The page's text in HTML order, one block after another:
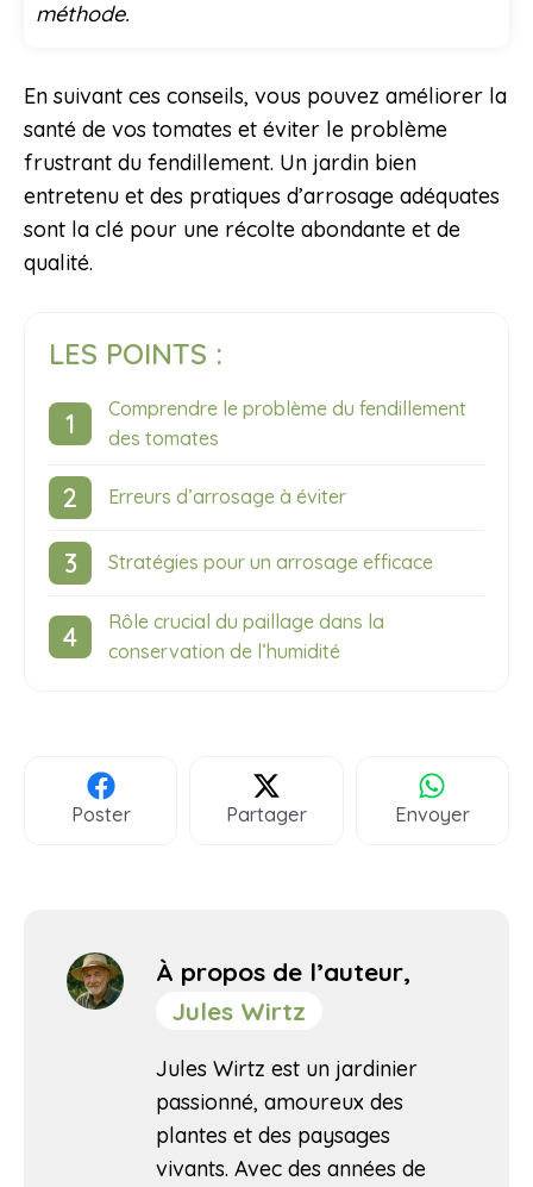
méthode.
En suivant ces conseils, vous pouvez améliorer la
santé de vos tomates et éviter le problème
frustrant du fendillement. Un jardin bien
entretenu et des pratiques d’arrosage adéquates
sont la clé pour une récolte abondante et de
qualité.
LES POINTS :
Comprendre le problème du fendillement
des tomates
Erreurs d’arrosage à éviter
Stratégies pour un arrosage efficace
Rôle crucial du paillage dans la
conservation de l’humidité
Poster Partager Envoyer
À propos de l’auteur,
Jules Wirtz
Jules Wirtz est un jardinier
passionné, amoureux des
plantes et des paysages
vivants. Avec des années de